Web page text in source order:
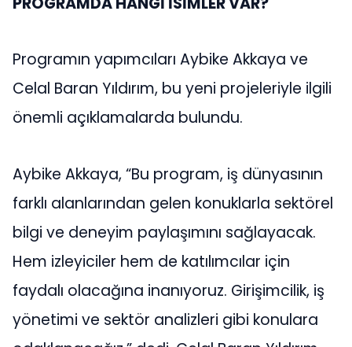
Programın yapımcıları Aybike Akkaya ve
Celal Baran Yıldırım, bu yeni projeleriyle ilgili
önemli açıklamalarda bulundu.
Aybike Akkaya, “Bu program, iş dünyasının
farklı alanlarından gelen konuklarla sektörel
bilgi ve deneyim paylaşımını sağlayacak.
Hem izleyiciler hem de katılımcılar için
faydalı olacağına inanıyoruz. Girişimcilik, iş
yönetimi ve sektör analizleri gibi konulara